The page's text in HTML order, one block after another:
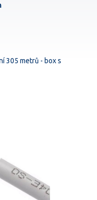
305 metrů - box s